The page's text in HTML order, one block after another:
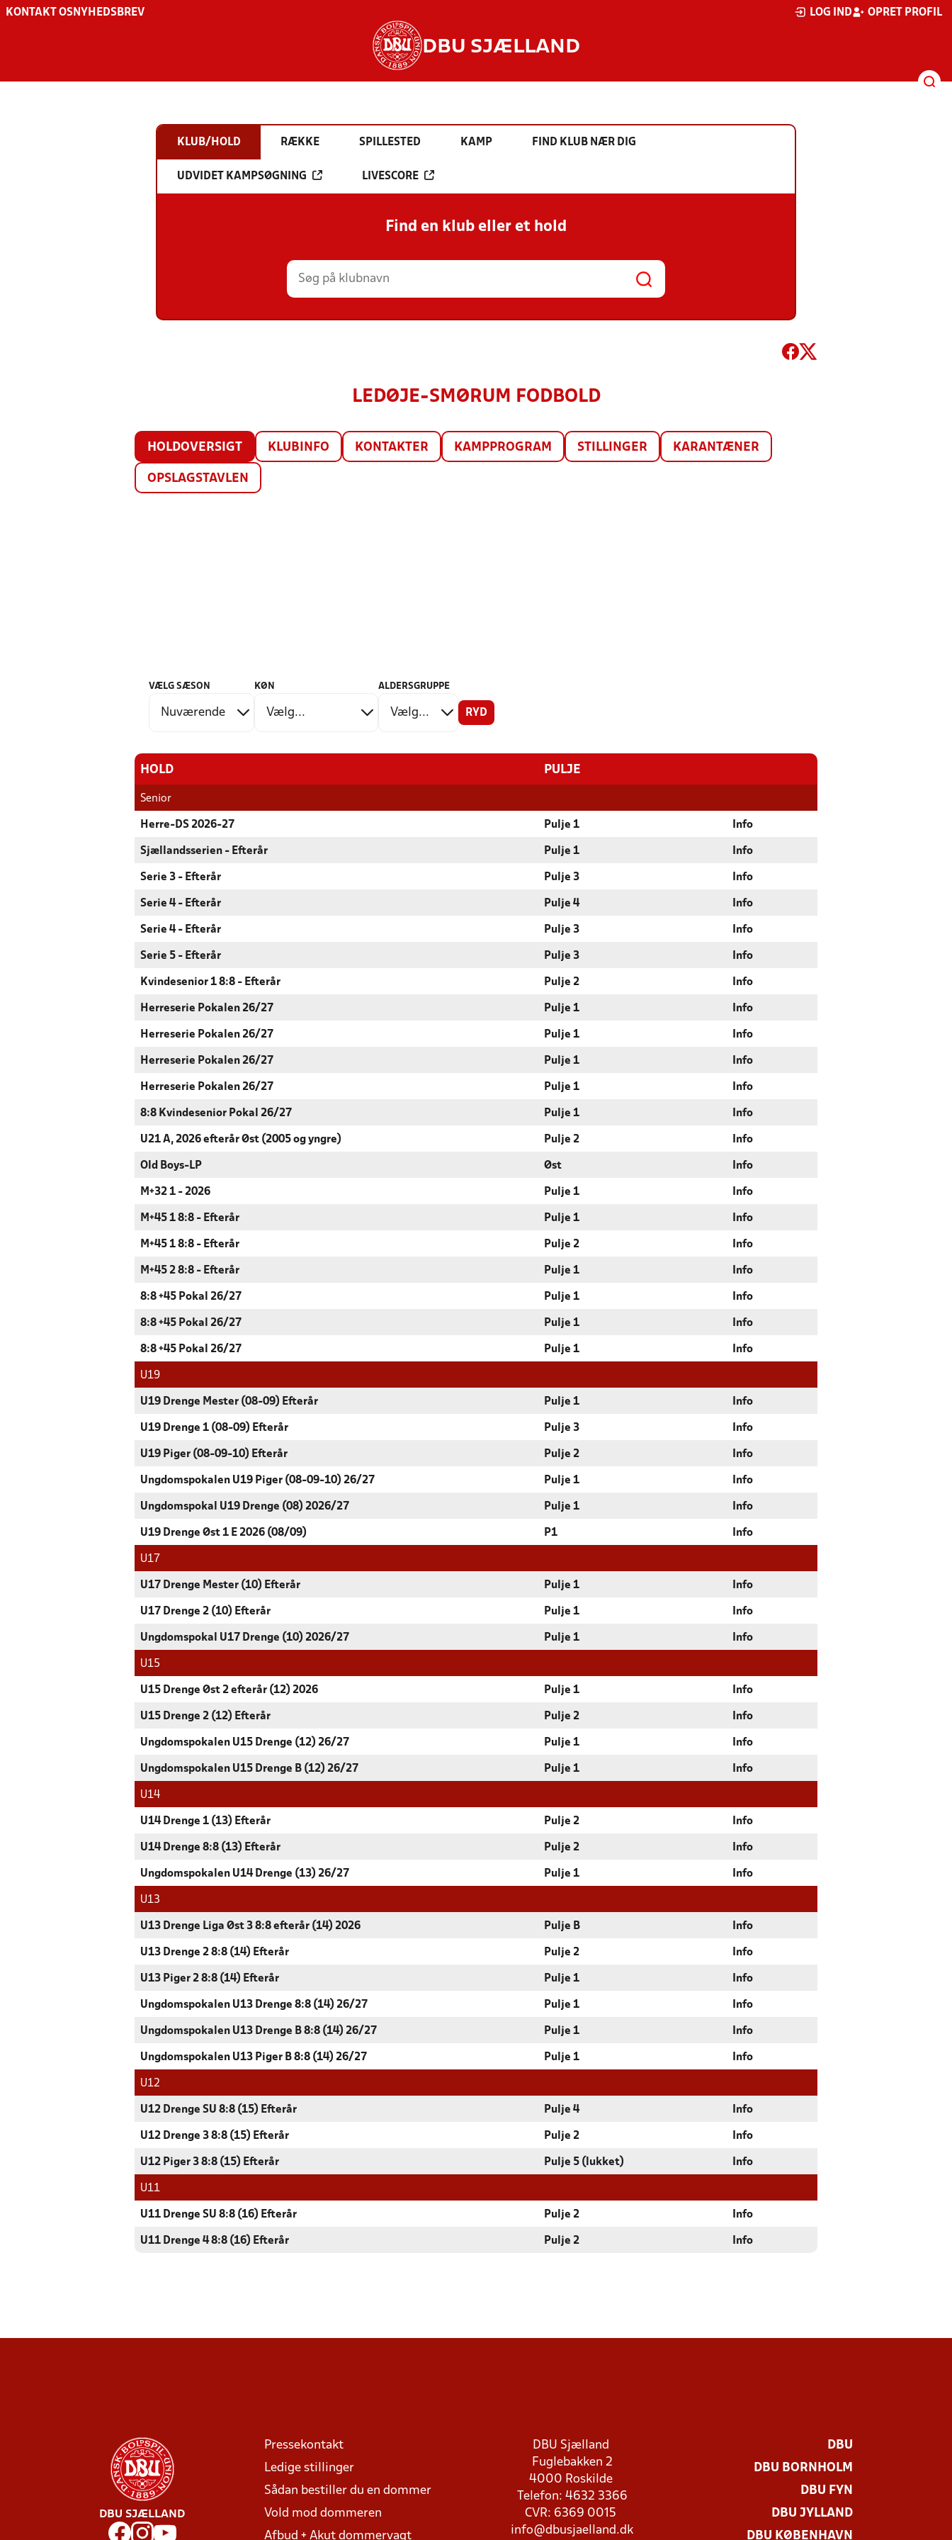
KONTAKT OS NYHEDSBREV LOG IND OPRET PROFIL
DBU SJÆLLAND
KLUB/HOLD RÆKKE SPILLESTED KAMP FIND KLUB NÆR DIG
UDVIDET KAMPSØGNING LIVESCORE
Find en klub eller et hold
LEDØJE-SMØRUM FODBOLD
HOLDOVERSIGT KLUBINFO KONTAKTER KAMPPROGRAM STILLINGER KARANTÆNER
OPSLAGSTAVLEN
VÆLG SÆSON KØN ALDERSGRUPPE
RYD
HOLD PULJE
Senior
Herre-DS 2026-27 Pulje 1 Info
Sjællandsserien - Efterår Pulje 1 Info
Serie 3 - Efterår Pulje 3 Info
Serie 4 - Efterår Pulje 4 Info
Serie 4 - Efterår Pulje 3 Info
Serie 5 - Efterår Pulje 3 Info
Kvindesenior 1 8:8 - Efterår Pulje 2 Info
Herreserie Pokalen 26/27 Pulje 1 Info
Herreserie Pokalen 26/27 Pulje 1 Info
Herreserie Pokalen 26/27 Pulje 1 Info
Herreserie Pokalen 26/27 Pulje 1 Info
8:8 Kvindesenior Pokal 26/27 Pulje 1 Info
U21 A, 2026 efterår Øst (2005 og yngre) Pulje 2 Info
Old Boys-LP Øst Info
M+32 1 - 2026 Pulje 1 Info
M+45 1 8:8 - Efterår Pulje 1 Info
M+45 1 8:8 - Efterår Pulje 2 Info
M+45 2 8:8 - Efterår Pulje 1 Info
8:8 +45 Pokal 26/27 Pulje 1 Info
8:8 +45 Pokal 26/27 Pulje 1 Info
8:8 +45 Pokal 26/27 Pulje 1 Info
U19
U19 Drenge Mester (08-09) Efterår Pulje 1 Info
U19 Drenge 1 (08-09) Efterår Pulje 3 Info
U19 Piger (08-09-10) Efterår Pulje 2 Info
Ungdomspokalen U19 Piger (08-09-10) 26/27 Pulje 1 Info
Ungdomspokal U19 Drenge (08) 2026/27 Pulje 1 Info
U19 Drenge Øst 1 E 2026 (08/09) P1 Info
U17
U17 Drenge Mester (10) Efterår Pulje 1 Info
U17 Drenge 2 (10) Efterår Pulje 1 Info
Ungdomspokal U17 Drenge (10) 2026/27 Pulje 1 Info
U15
U15 Drenge Øst 2 efterår (12) 2026 Pulje 1 Info
U15 Drenge 2 (12) Efterår Pulje 2 Info
Ungdomspokalen U15 Drenge (12) 26/27 Pulje 1 Info
Ungdomspokalen U15 Drenge B (12) 26/27 Pulje 1 Info
U14
U14 Drenge 1 (13) Efterår Pulje 2 Info
U14 Drenge 8:8 (13) Efterår Pulje 2 Info
Ungdomspokalen U14 Drenge (13) 26/27 Pulje 1 Info
U13
U13 Drenge Liga Øst 3 8:8 efterår (14) 2026 Pulje B Info
U13 Drenge 2 8:8 (14) Efterår Pulje 2 Info
U13 Piger 2 8:8 (14) Efterår Pulje 1 Info
Ungdomspokalen U13 Drenge 8:8 (14) 26/27 Pulje 1 Info
Ungdomspokalen U13 Drenge B 8:8 (14) 26/27 Pulje 1 Info
Ungdomspokalen U13 Piger B 8:8 (14) 26/27 Pulje 1 Info
U12
U12 Drenge SU 8:8 (15) Efterår Pulje 4 Info
U12 Drenge 3 8:8 (15) Efterår Pulje 2 Info
U12 Piger 3 8:8 (15) Efterår Pulje 5 (lukket) Info
U11
U11 Drenge SU 8:8 (16) Efterår Pulje 2 Info
U11 Drenge 4 8:8 (16) Efterår Pulje 2 Info
DBU SJÆLLAND
Pressekontakt
Ledige stillinger
Sådan bestiller du en dommer
Vold mod dommeren
Afbud + Akut dommervagt
DBU Sjælland
Fuglebakken 2
4000 Roskilde
Telefon: 4632 3366
CVR: 6369 0015
info@dbusjaelland.dk
DBU
DBU BORNHOLM
DBU FYN
DBU JYLLAND
DBU KØBENHAVN